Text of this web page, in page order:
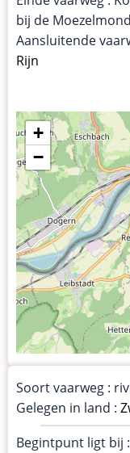
bij de
Aansluitende
Rijn
+
−
Soort vaarweg :
Gelegen in land :
Begintpunt ligt bij